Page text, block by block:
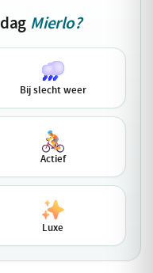
Mierlo?
Bij slecht weer
Actief
Luxe